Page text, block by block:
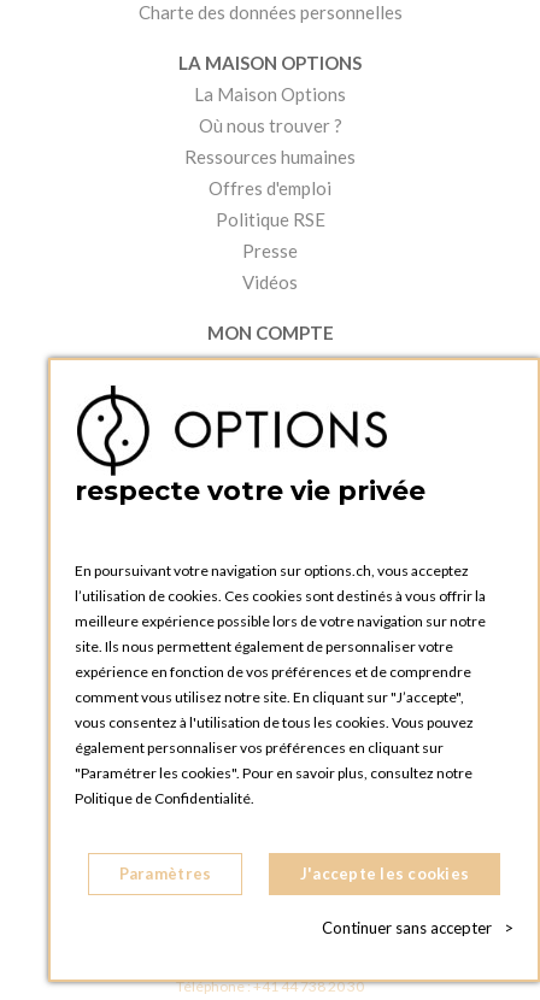
Charte des données personnelles
LA MAISON OPTIONS
La Maison Options
Où nous trouver ?
Ressources humaines
Offres d'emploi
Politique RSE
Presse
Vidéos
MON COMPTE
Accéder à mon compte
Créer un compte
PRATIQUE
Catalogues et bons de commande
Tutoriels
OPTIONS GENÈVE
81, Route du Bois-des-Frères
1219 Le Lignon
SUISSE
OPTIONS ZURICH
Téléphone :+41 44 738 20 30
respecte votre vie privée
En poursuivant votre navigation sur options.ch, vous acceptez
l’utilisation de cookies. Ces cookies sont destinés à vous offrir la
meilleure expérience possible lors de votre navigation sur notre
site. Ils nous permettent également de personnaliser votre
expérience en fonction de vos préférences et de comprendre
comment vous utilisez notre site. En cliquant sur "J’accepte",
vous consentez à l'utilisation de tous les cookies. Vous pouvez
également personnaliser vos préférences en cliquant sur
"Paramétrer les cookies". Pour en savoir plus, consultez notre
Politique de Confidentialité.
Paramètres J'accepte les cookies
Continuer sans accepter >